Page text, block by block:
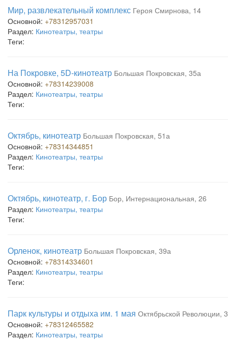
Мир, развлекательный комплекс Героя Смирнова, 14
Основной: +78312957031
Раздел: Кинотеатры, театры
Теги:
На Покровке, 5D-кинотеатр Большая Покровская, 35а
Основной: +78314239008
Раздел: Кинотеатры, театры
Теги:
Октябрь, кинотеатр Большая Покровская, 51а
Основной: +78314344851
Раздел: Кинотеатры, театры
Теги:
Октябрь, кинотеатр, г. Бор Бор, Интернациональная, 26
Раздел: Кинотеатры, театры
Теги:
Орленок, кинотеатр Большая Покровская, 39а
Основной: +78314334601
Раздел: Кинотеатры, театры
Теги:
Парк культуры и отдыха им. 1 мая Октябрьской Революции,
Основной: +78312465582
Раздел: Кинотеатры, театры